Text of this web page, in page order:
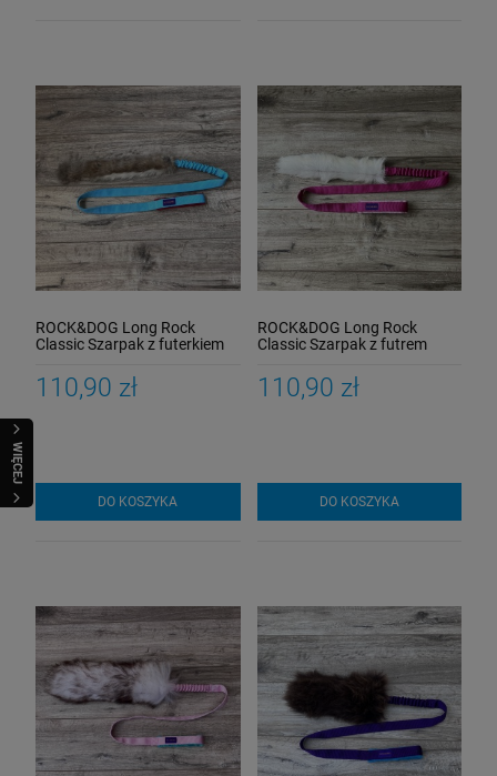
WIĘCEJ
ROCK&DOG Long Rock
Classic Szarpak z futerkiem
110,90 zł
DO KOSZYKA
ROCK&DOG Long Rock
Classic Szarpak z futrem
110,90 zł
DO KOSZYKA